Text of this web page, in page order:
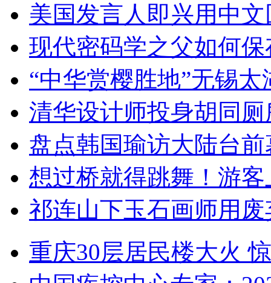
美国发言人即兴用中
现代密码学之父如何
“中华赏樱胜地”无锡
清华设计师投身胡同
盘点韩国瑜访大陆台
想过桥就得跳舞！游客
祁连山下玉石画师用
重庆30层居民楼大火